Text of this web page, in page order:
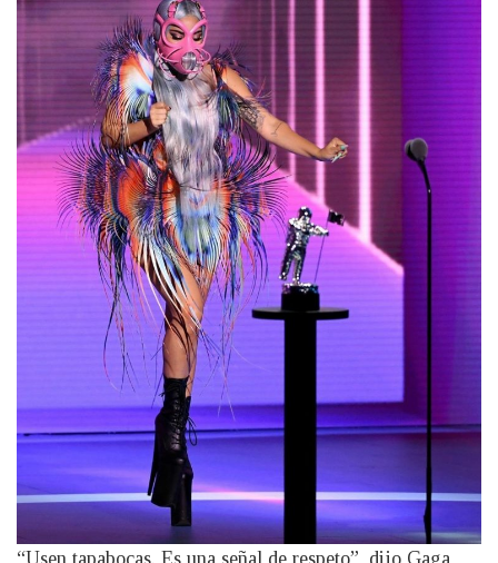
“Usen tapabocas. Es una señal de respeto”, dijo Gaga